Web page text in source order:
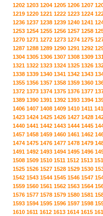
1202 1203 1204 1205 1206 1207
1219 1220 1221 1222 1223 1224
1236 1237 1238 1239 1240 1241
1253 1254 1255 1256 1257 1258
1270 1271 1272 1273 1274 1275
1287 1288 1289 1290 1291 1292
1304 1305 1306 1307 1308 1309
1321 1322 1323 1324 1325 1326
1338 1339 1340 1341 1342 1343
1355 1356 1357 1358 1359 1360
1372 1373 1374 1375 1376 1377
1389 1390 1391 1392 1393 1394
1406 1407 1408 1409 1410 1411
1423 1424 1425 1426 1427 1428
1440 1441 1442 1443 1444 1445
1457 1458 1459 1460 1461 1462
1474 1475 1476 1477 1478 1479
1491 1492 1493 1494 1495 1496
1508 1509 1510 1511 1512 1513
1525 1526 1527 1528 1529 1530
1542 1543 1544 1545 1546 1547
1559 1560 1561 1562 1563 1564
1576 1577 1578 1579 1580 1581
1593 1594 1595 1596 1597 1598
1610 1611 1612 1613 1614 1615